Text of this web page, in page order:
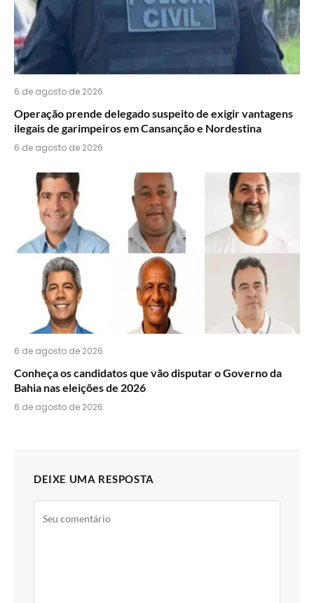
6 de agosto de 2026
Operação prende delegado suspeito de exigir vantagens
ilegais de garimpeiros em Cansanção e Nordestina
6 de agosto de 2026
6 de agosto de 2026
Conheça os candidatos que vão disputar o Governo da
Bahia nas eleições de 2026
6 de agosto de 2026
DEIXE UMA RESPOSTA